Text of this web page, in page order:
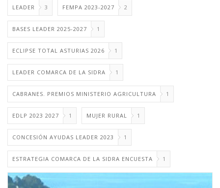
LEADER 3 FEMPA 2023-2027 2
BASES LEADER 2025-2027 1
ECLIPSE TOTAL ASTURIAS 2026 1
LEADER COMARCA DE LA SIDRA 1
CABRANES. PREMIOS MINISTERIO AGRICULTURA 1
EDLP 2023 2027 1 MUJER RURAL 1
CONCESIÓN AYUDAS LEADER 2023 1
ESTRATEGIA COMARCA DE LA SIDRA ENCUESTA 1